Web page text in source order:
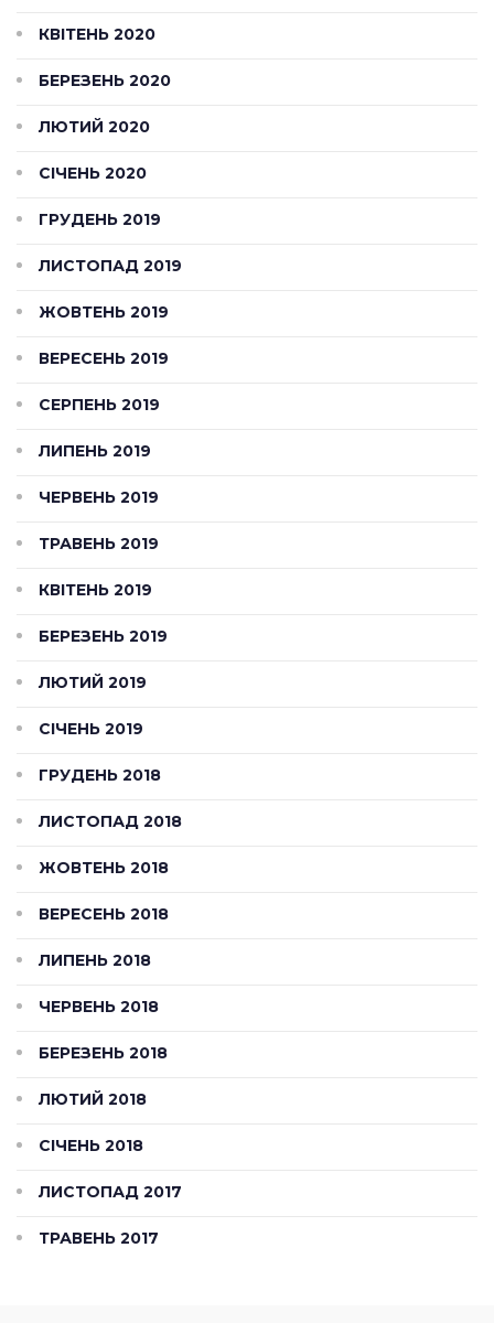
КВІТЕНЬ 2020
БЕРЕЗЕНЬ 2020
ЛЮТИЙ 2020
СІЧЕНЬ 2020
ГРУДЕНЬ 2019
ЛИСТОПАД 2019
ЖОВТЕНЬ 2019
ВЕРЕСЕНЬ 2019
СЕРПЕНЬ 2019
ЛИПЕНЬ 2019
ЧЕРВЕНЬ 2019
ТРАВЕНЬ 2019
КВІТЕНЬ 2019
БЕРЕЗЕНЬ 2019
ЛЮТИЙ 2019
СІЧЕНЬ 2019
ГРУДЕНЬ 2018
ЛИСТОПАД 2018
ЖОВТЕНЬ 2018
ВЕРЕСЕНЬ 2018
ЛИПЕНЬ 2018
ЧЕРВЕНЬ 2018
БЕРЕЗЕНЬ 2018
ЛЮТИЙ 2018
СІЧЕНЬ 2018
ЛИСТОПАД 2017
ТРАВЕНЬ 2017